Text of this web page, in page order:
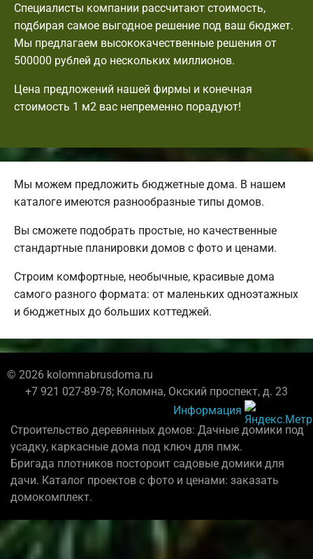
Специалисты компании рассчитают стоимость,
подбирая самое выгодное решение под ваш бюджет.
Мы предлагаем высококачественные решения от
500000 рублей до нескольких миллионов.
Цена предложений нашей фирмы и конечная
стоимость 1 м2 вас непременно порадуют!
Мы можем предложить бюджетные дома. В нашем
каталоге имеются разнообразные типы домов.
Вы сможете подобрать простые, но качественные
стандартные планировки домов с фото и ценами.
Строим комфортные, необычные, красивые дома
самого разного формата: от маленьких одноэтажных
и бюджетных до больших коттеджей.
© 2026 kolomnabrusdoma.ru
+7 921 027-89-78; Коломна, Окский проспект, д. 23
Информация
Строительство деревянных домов: Дачные домики под
усадку, каркасные дома под ключ для пмж.
Бригада плотников постороит садовые домики для
дачи. Каталог проектов с фото и ценами: заказать
домокомплект.